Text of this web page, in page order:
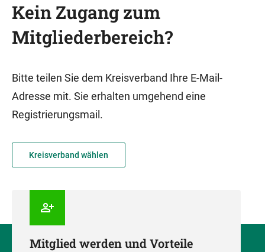
Kein Zugang zum
Mitgliederbereich?
Bitte teilen Sie dem Kreisverband Ihre E-Mail-
Adresse mit. Sie erhalten umgehend eine
Registrierungsmail.
Kreisverband wählen
Mitglied werden und Vorteile